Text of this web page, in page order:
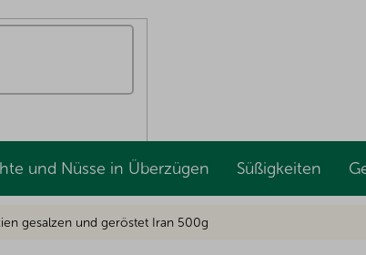
und Nüsse in Überzügen Süßigkeiten
gesalzen und geröstet Iran 500g